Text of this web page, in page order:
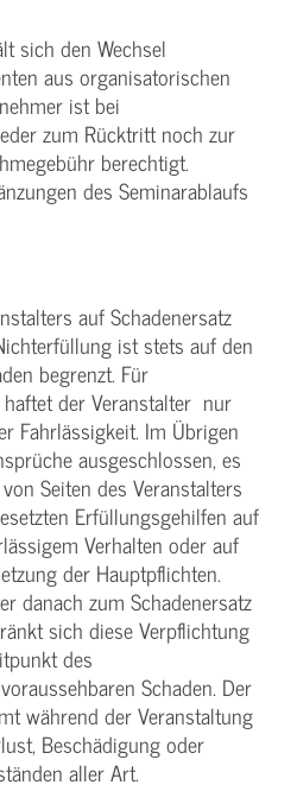
sich den Wechsel
aus organisatorischen
ist bei
zum Rücktritt noch zur
berechtigt.
des Seminarablaufs
auf Schadenersatz
ist stets auf den
begrenzt. Für
der Veranstalter nur
Fahrlässigkeit. Im Übrigen
ausgeschlossen, es
Seiten des Veranstalters
Erfüllungsgehilfen auf
Verhalten oder auf
der Hauptpflichten.
danach zum Schadenersatz
sich diese Verpflichtung
des
Schaden. Der
während der Veranstaltung
Beschädigung oder
aller Art.